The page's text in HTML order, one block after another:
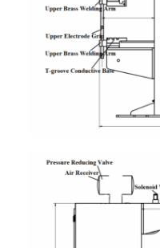
Tin tức
Tất cả các trường hợp
Máy hàn điểm di động
Máy hàn điểm tĩnh